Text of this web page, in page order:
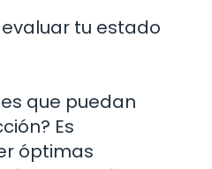
tu estado
que puedan
Es
óptimas